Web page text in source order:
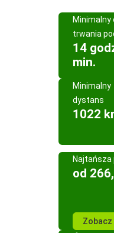
Minimalny
trwania
14
min.
Minimalny
dystans
1022
Najtańsza
od
Zobacz